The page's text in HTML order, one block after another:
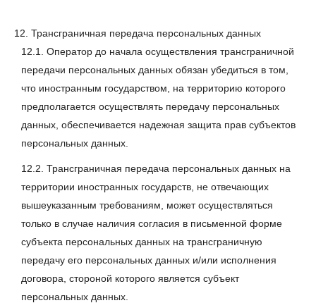
12. Трансграничная передача персональных данных
12.1. Оператор до начала осуществления трансграничной
передачи персональных данных обязан убедиться в том,
что иностранным государством, на территорию которого
предполагается осуществлять передачу персональных
данных, обеспечивается надежная защита прав субъектов
персональных данных.
12.2. Трансграничная передача персональных данных на
территории иностранных государств, не отвечающих
вышеуказанным требованиям, может осуществляться
только в случае наличия согласия в письменной форме
субъекта персональных данных на трансграничную
передачу его персональных данных и/или исполнения
договора, стороной которого является субъект
персональных данных.